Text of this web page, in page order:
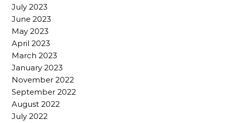
July 2023
June 2023
May 2023
April 2023
March 2023
January 2023
November 2022
September 2022
August 2022
July 2022